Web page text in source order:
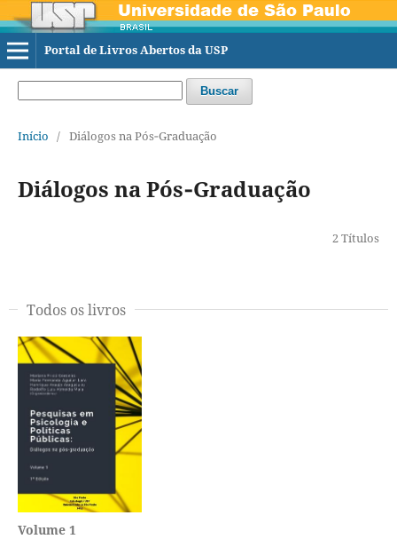
Portal de Livros Abertos da USP
Buscar
Início / Diálogos na Pós‐Graduação
Diálogos na Pós‐Graduação
2 Títulos
Todos os livros
Volume 1